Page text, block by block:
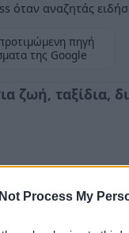
Process My
όταν αναζητάς
πηγή
της Google
ζωή, ταξίδια,